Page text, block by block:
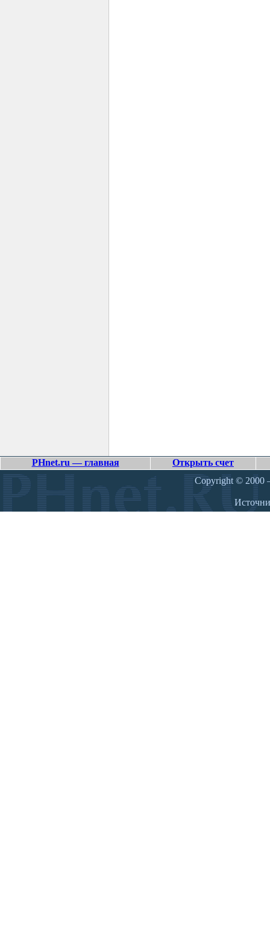
PHnet.ru — главная
Открыть счет
Copyright © 2000